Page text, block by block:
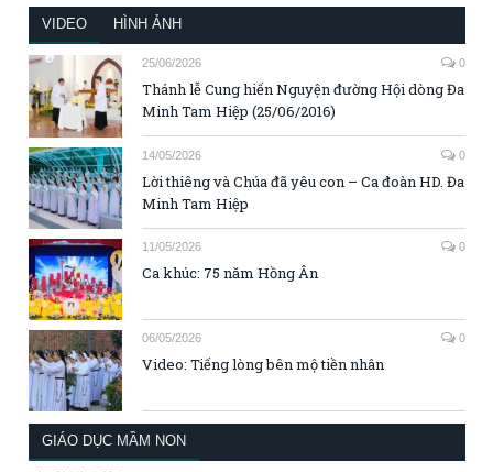
VIDEO HÌNH ẢNH
25/06/2026 0
Thánh lễ Cung hiến Nguyện đường Hội dòng Đa
Minh Tam Hiệp (25/06/2016)
14/05/2026 0
Lời thiêng và Chúa đã yêu con – Ca đoàn HD. Đa
Minh Tam Hiệp
11/05/2026 0
Ca khúc: 75 năm Hồng Ân
06/05/2026 0
Video: Tiếng lòng bên mộ tiền nhân
GIÁO DỤC MẦM NON